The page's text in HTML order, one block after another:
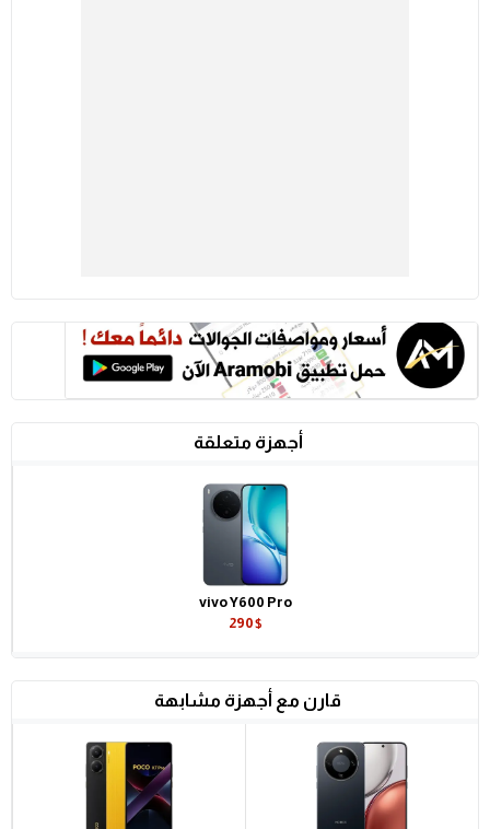
أجهزة متعلقة
vivo Y600 Pro
290$
قارن مع أجهزة مشابهة